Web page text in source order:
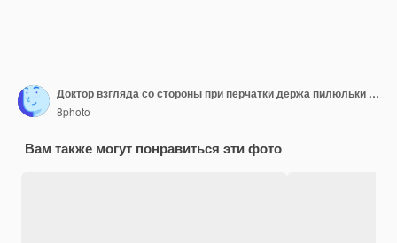
Доктор взгляда со стороны при перчатки держа пилюльки и бутылку. горизонтальный
8photo
Вам также могут понравиться эти фото